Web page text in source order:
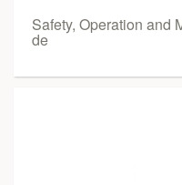
Safety, Operation and
de